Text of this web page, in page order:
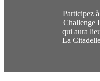
Participez
Challenge
qui aura
La